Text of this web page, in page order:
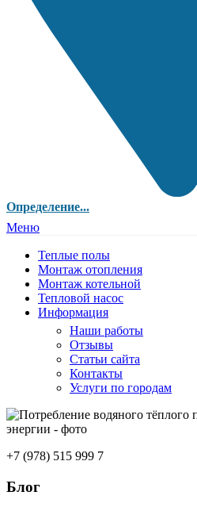
Определение...
Меню
Теплые полы
Монтаж отопления
Монтаж котельной
Тепловой насос
Информация
Наши работы
Отзывы
Статьи сайта
Контакты
Услуги по городам
+7 (978) 515 999 7
Блог